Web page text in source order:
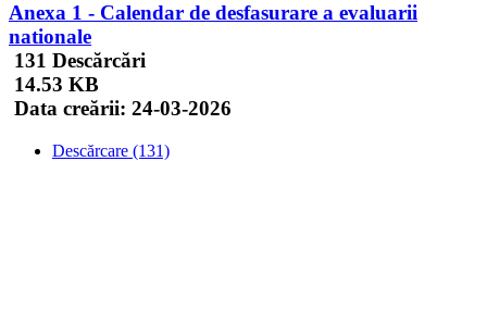
Anexa 1 - Calendar de desfasurare a evaluarii
nationale
131 Descărcări
14.53 KB
Data creării: 24-03-2026
Descărcare (131)